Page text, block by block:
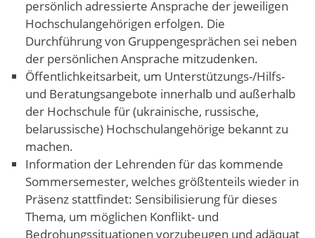
persönlich adressierte Ansprache der jeweiligen
Hochschulangehörigen erfolgen. Die
Durchführung von Gruppengesprächen sei neben
der persönlichen Ansprache mitzudenken.
Öffentlichkeitsarbeit, um Unterstützungs-/Hilfs-
und Beratungsangebote innerhalb und außerhalb
der Hochschule für (ukrainische, russische,
belarussische) Hochschulangehörige bekannt zu
machen.
Information der Lehrenden für das kommende
Sommersemester, welches größtenteils wieder in
Präsenz stattfindet: Sensibilisierung für dieses
Thema, um möglichen Konflikt- und
Bedrohungssituationen vorzubeugen und adäquat